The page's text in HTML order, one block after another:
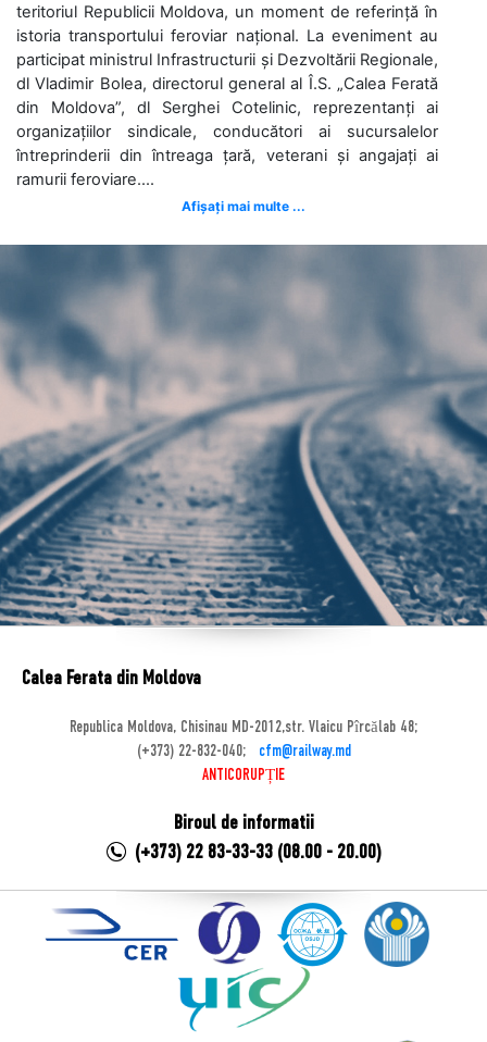
teritoriul Republicii Moldova, un moment de referință în
istoria transportului feroviar național. La eveniment au
participat ministrul Infrastructurii și Dezvoltării Regionale,
dl Vladimir Bolea, directorul general al Î.S. „Calea Ferată
din Moldova”, dl Serghei Cotelinic, reprezentanți ai
organizațiilor sindicale, conducători ai sucursalelor
întreprinderii din întreaga țară, veterani și angajați ai
ramurii feroviare....
Afișați mai multe ...
Calea Ferata din Moldova
Republica Moldova, Chisinau MD-2012,str. Vlaicu Pîrcălab 48;
(+373) 22-832-040;
cfm@railway.md
ANTICORUPȚIE
Biroul de informatii
(+373) 22 83-33-33 (08.00 - 20.00)